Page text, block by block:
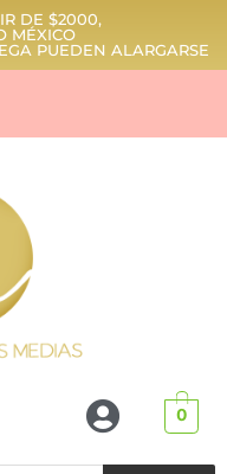
DE $2000,
MÉXICO
PUEDEN ALARGARSE
0